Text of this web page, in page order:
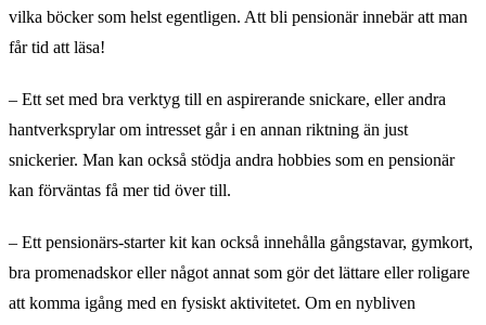
vilka böcker som helst egentligen. Att bli pensionär innebär att man
får tid att läsa!
– Ett set med bra verktyg till en aspirerande snickare, eller andra
hantverksprylar om intresset går i en annan riktning än just
snickerier. Man kan också stödja andra hobbies som en pensionär
kan förväntas få mer tid över till.
– Ett pensionärs-starter kit kan också innehålla gångstavar, gymkort,
bra promenadskor eller något annat som gör det lättare eller roligare
att komma igång med en fysiskt aktivitetet. Om en nybliven